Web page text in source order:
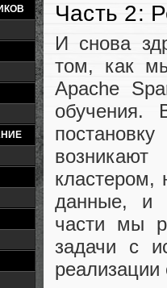
Часть 2:
И снова
том, как
Apache
кластером,
данные, и
части мы
задачи с
реализации